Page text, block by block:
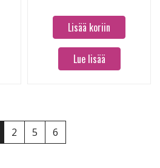
Lisää koriin
Lue lisää
2 5 6